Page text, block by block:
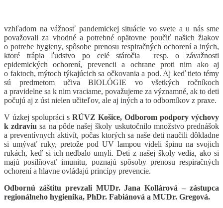
vzhľadom na vážnosť pandemickej situácie vo svete a u nás sme
považovali za vhodné a potrebné opätovne poučiť našich žiakov
o potrebe hygieny, spôsobe prenosu respiračných ochorení a iných,
ktoré trápia ľudstvo po celé stáročia resp. o závažnosti
epidemických ochorení, prevencii a ochrane proti nim ako aj
o faktoch, mýtoch týkajúcich sa očkovania a pod. Aj keď tieto témy
sú predmetom učiva BIOLÓGIE vo všetkých ročníkoch
a pravidelne sa k nim vraciame, považujeme za významné, ak to deti
počujú aj z úst nielen učiteľov, ale aj iných a to odborníkov z praxe.
V úzkej spolupráci s RÚVZ Košice, Odborom podpory výchovy
k zdraviusa na pôde našej školy uskutočnilo množstvo prednášok
a preventívnych aktivít, počas ktorých sa naše deti naučili dôkladne
si umývať ruky, pretože pod UV lampou videli špinu na svojich
rukách, keď si ich nedbalo umyli. Deti z našej školy vedia, ako si
majú posilňovať imunitu, poznajú spôsoby prenosu respiračných
ochorení a hlavne ovládajú princípy prevencie.
Odbornú záštitu prevzali MUDr. Jana Kollárová – zástupca
regionálneho hygienika, PhDr. Fabiánová a MUDr. Gregová.